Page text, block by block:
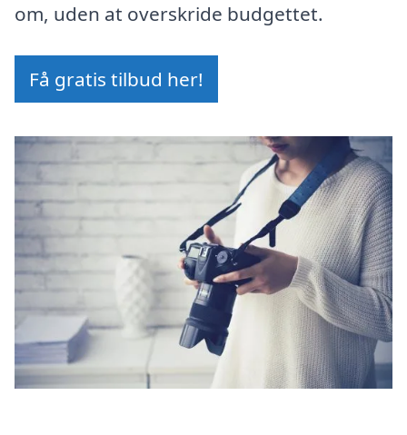
om, uden at overskride budgettet.
Få gratis tilbud her!